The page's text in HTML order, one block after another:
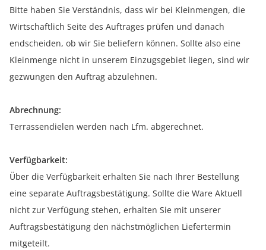
Bitte haben Sie Verständnis, dass wir bei Kleinmengen, die
Wirtschaftlich Seite des Auftrages prüfen und danach
endscheiden, ob wir Sie beliefern können. Sollte also eine
Kleinmenge nicht in unserem Einzugsgebiet liegen, sind wir
gezwungen den Auftrag abzulehnen.
Abrechnung:
Terrassendielen werden nach Lfm. abgerechnet.
Verfügbarkeit:
Über die Verfügbarkeit erhalten Sie nach Ihrer Bestellung
eine separate Auftragsbestätigung. Sollte die Ware Aktuell
nicht zur Verfügung stehen, erhalten Sie mit unserer
Auftragsbestätigung den nächstmöglichen Liefertermin
mitgeteilt.